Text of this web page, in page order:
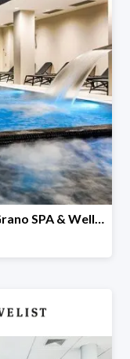
Gdańsk Hotel Grano SPA & Wellness w Travelist do -57%